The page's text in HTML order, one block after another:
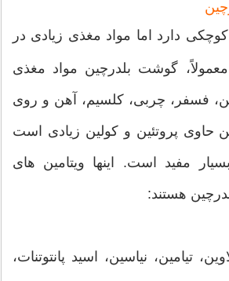
دارد اما مواد مغذی زیادی در
گوشت بلدرچین مواد مغذی
فسفر، چربی، کلسیم، آهن و روی
حاوی پروتئین و کولین زیادی است
مفید است. اینها ویتامین های
هستند:
تیامین، نیاسین، اسید پانتوتنات،